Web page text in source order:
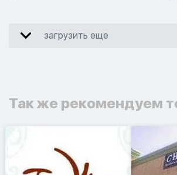
загрузить еще
Так же рекомендуем